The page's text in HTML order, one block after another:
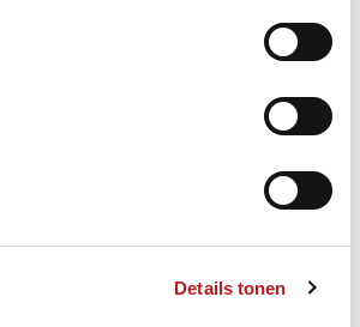
Details tonen
is de traditionele vorm van
en ankerkader. Al deze
in verschillende klassen gespeeld,
als persoonlijke
(individueel).
worden, na te zijn